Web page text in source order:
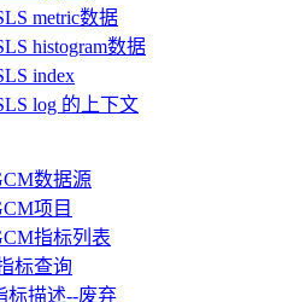
metric数据
histogram数据
index
log 的上下文
数据源
项目
指标列表
标查询
标描述--废弃